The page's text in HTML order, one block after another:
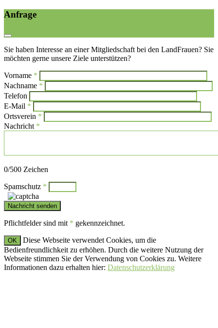
Anfrage
Sie haben Interesse an einer Mitgliedschaft bei den LandFrauen? Sie
möchten gerne unsere Ziele unterstützen?
Vorname *
Nachname *
Telefon
E-Mail *
Ortsverein *
Nachricht *
0/500 Zeichen
Spamschutz *
Pflichtfelder sind mit * gekennzeichnet.
OK
Diese Webseite verwendet Cookies, um die
Bedienfreundlichkeit zu erhöhen. Durch die weitere Nutzung der
Webseite stimmen Sie der Verwendung von Cookies zu. Weitere
Informationen dazu erhalten hier: Datenschutzerklärung